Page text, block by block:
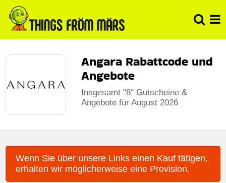
Angara Rabattcode und
Angebote
Insgesamt "8" Gutscheine &
Angebote für August 2026
Wenn Sie über unsere Links einen Kauf tätigen,
erhalten wir möglicherweise eine Provision.